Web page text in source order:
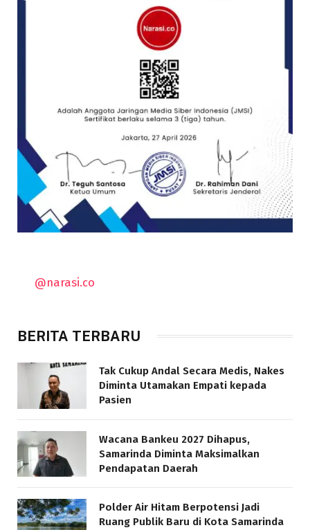
@narasi.co
BERITA TERBARU
Tak Cukup Andal Secara Medis, Nakes
Diminta Utamakan Empati kepada
Pasien
Wacana Bankeu 2027 Dihapus,
Samarinda Diminta Maksimalkan
Pendapatan Daerah
Polder Air Hitam Berpotensi Jadi
Ruang Publik Baru di Kota Samarinda